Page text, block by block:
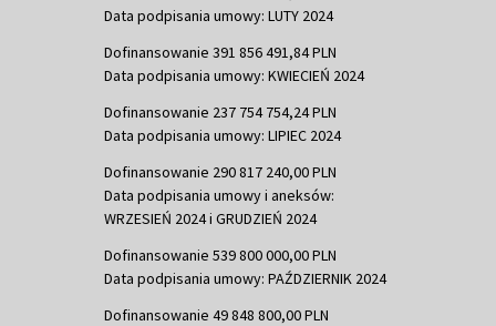
Data podpisania umowy: LUTY 2024
Dofinansowanie 391 856 491,84 PLN
Data podpisania umowy: KWIECIEŃ 2024
Dofinansowanie 237 754 754,24 PLN
Data podpisania umowy: LIPIEC 2024
Dofinansowanie 290 817 240,00 PLN
Data podpisania umowy i aneksów:
WRZESIEŃ 2024 i GRUDZIEŃ 2024
Dofinansowanie 539 800 000,00 PLN
Data podpisania umowy: PAŹDZIERNIK 2024
Dofinansowanie 49 848 800,00 PLN